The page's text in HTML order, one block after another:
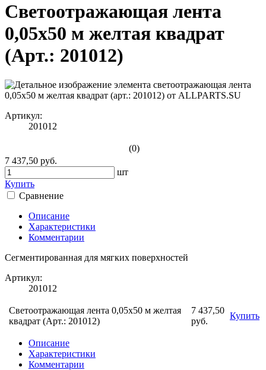
Светоотражающая лента
0,05х50 м желтая квадрат
(Арт.: 201012)
Артикул:
201012
(0)
7 437,50 руб.
шт
Купить
Сравнение
Описание
Характеристики
Комментарии
Сегментированная для мягких поверхностей
Артикул:
201012
Светоотражающая лента 0,05х50 м желтая
квадрат (Арт.: 201012)
7 437,50
руб.
Купить
Описание
Характеристики
Комментарии